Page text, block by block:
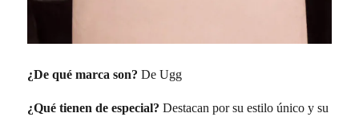
¿De qué marca son? De Ugg
¿Qué tienen de especial? Destacan por su estilo único y su